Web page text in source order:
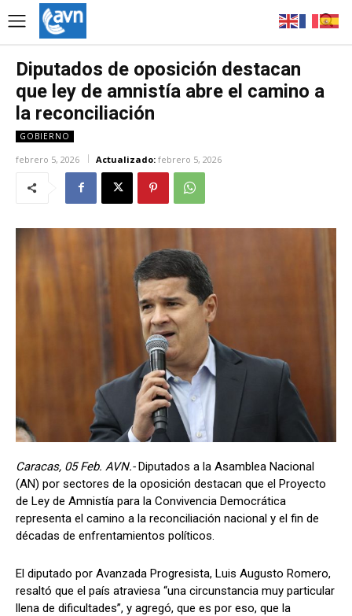
Diputados de oposición destacan
que ley de amnistía abre el camino a
la reconciliación
GOBIERNO
febrero 5, 2026 Actualizado: febrero 5, 2026
Caracas, 05 Feb. AVN.-Diputados a la Asamblea Nacional
(AN) por sectores de la oposición destacan que el Proyecto
de Ley de Amnistía para la Convivencia Democrática
representa el camino a la reconciliación nacional y el fin de
décadas de enfrentamientos políticos.
El diputado por Avanzada Progresista, Luis Augusto Romero,
resaltó que el país atraviesa “una circunstancia muy particular
llena de dificultades”, y agregó, que es por eso, que la